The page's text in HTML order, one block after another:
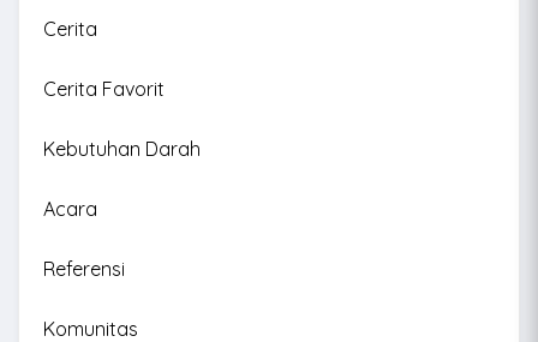
Cerita
Cerita Favorit
Kebutuhan Darah
Acara
Referensi
Komunitas